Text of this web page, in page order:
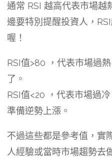
通常 RSI 越高代表市場越
邊要特別提醒投資人，
喔！
RSI值>80 ，代表市場過
了。
RSI值<20 ，代表市場過
準備逆勢上漲。
不過這些都是參考值，實
人經驗或當時市場趨勢去